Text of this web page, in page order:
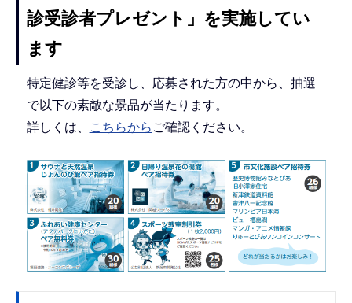
診受診者プレゼント」を実施してい
ます
特定健診等を受診し、応募された方の中から、抽選
で以下の素敵な景品が当たります。
詳しくは、
こちらから ご確認ください。